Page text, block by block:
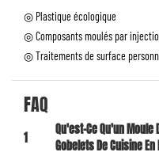
◎ Plastique écologique
◎ Composants moulés par
◎ Traitements de surface
FAQ
1
Qu'est-Ce Qu'un Moule
Gobelets De Cuisine